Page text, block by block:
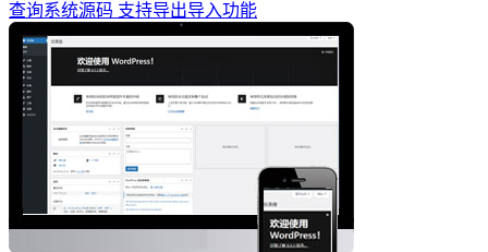
查询系统源码 支持导出导入功能